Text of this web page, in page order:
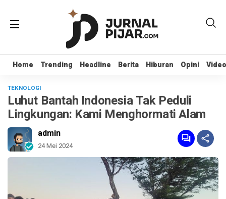
Home Trending Headline Berita Hiburan Opini Video
Home Trending Headline Berita Hiburan Opini Video
TEKNOLOGI
Luhut Bantah Indonesia Tak Peduli
Lingkungan: Kami Menghormati Alam
admin
24 Mei 2024